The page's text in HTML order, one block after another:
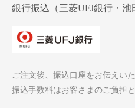
銀行振込（三菱UFJ銀行・池
ご注文後、振込口座をお伝えいた
振込手数料はお客さまのご負担